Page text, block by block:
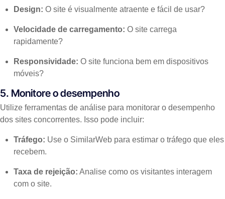
Design: O site é visualmente atraente e fácil de usar?
Velocidade de carregamento: O site carrega
rapidamente?
Responsividade: O site funciona bem em dispositivos
móveis?
5. Monitore o desempenho
Utilize ferramentas de análise para monitorar o desempenho
dos sites concorrentes. Isso pode incluir:
Tráfego: Use o SimilarWeb para estimar o tráfego que eles
recebem.
Taxa de rejeição: Analise como os visitantes interagem
com o site.